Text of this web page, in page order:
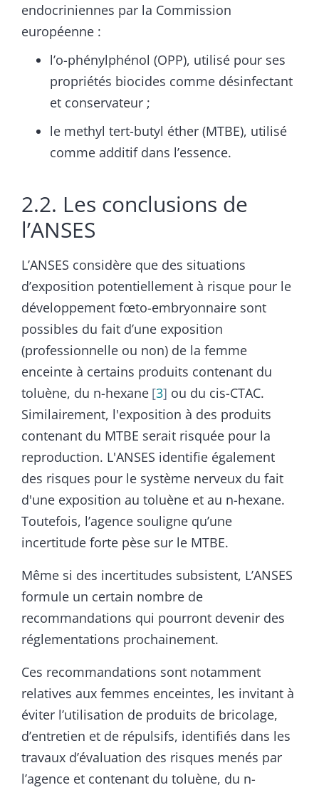
endocriniennes par la Commission
européenne :
l’o-phénylphénol (OPP), utilisé pour ses
propriétés biocides comme désinfectant
et conservateur ;
le methyl tert-butyl éther (MTBE), utilisé
comme additif dans l’essence.
2.2. Les conclusions de
l’ANSES
L’ANSES considère que des situations
d’exposition potentiellement à risque pour le
développement fœto-embryonnaire sont
possibles du fait d’une exposition
(professionnelle ou non) de la femme
enceinte à certains produits contenant du
toluène, du n-hexane 3 ou du cis-CTAC.
Similairement, l'exposition à des produits
contenant du MTBE serait risquée pour la
reproduction. L'ANSES identifie également
des risques pour le système nerveux du fait
d'une exposition au toluène et au n-hexane.
Toutefois, l’agence souligne qu’une
incertitude forte pèse sur le MTBE.
Même si des incertitudes subsistent, L’ANSES
formule un certain nombre de
recommandations qui pourront devenir des
réglementations prochainement.
Ces recommandations sont notamment
relatives aux femmes enceintes, les invitant à
éviter l’utilisation de produits de bricolage,
d’entretien et de répulsifs, identifiés dans les
travaux d’évaluation des risques menés par
l’agence et contenant du toluène, du n-